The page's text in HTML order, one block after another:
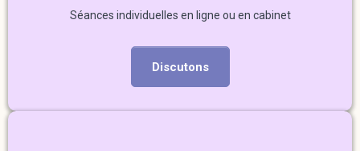
Séances individuelles en ligne ou en cabinet
Discutons